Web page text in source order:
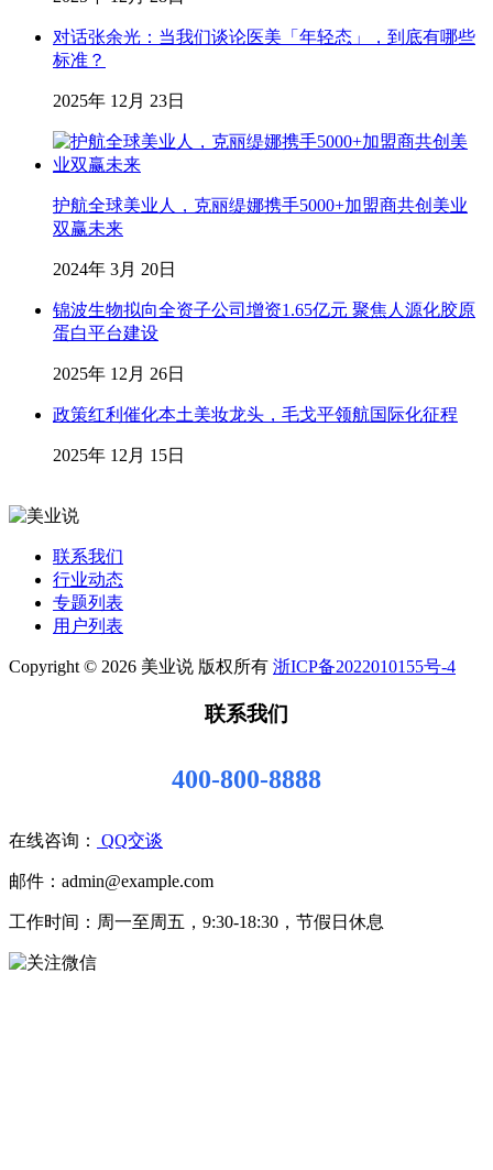
对话张余光：当我们谈论医美「年轻态」，到底有哪些
标准？
2025年 12月 23日
护航全球美业人，克丽缇娜携手5000+加盟商共创美业
双赢未来
2024年 3月 20日
锦波生物拟向全资子公司增资1.65亿元 聚焦人源化胶原
蛋白平台建设
2025年 12月 26日
政策红利催化本土美妆龙头，毛戈平领航国际化征程
2025年 12月 15日
联系我们
行业动态
专题列表
用户列表
Copyright © 2026 美业说 版权所有 浙ICP备2022010155号-4
联系我们
400-800-8888
在线咨询： QQ交谈
邮件：admin@example.com
工作时间：周一至周五，9:30-18:30，节假日休息